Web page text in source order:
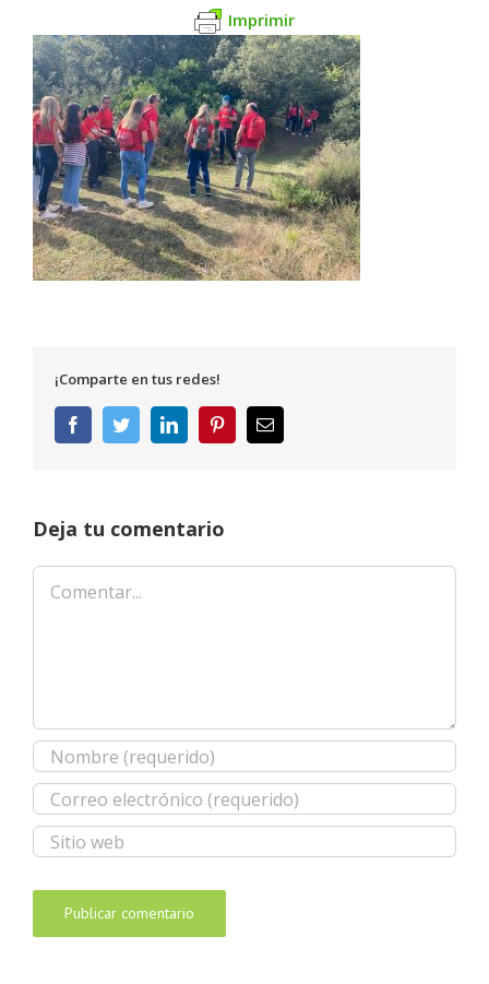
Imprimir
¡Comparte en tus redes!
FacebookTwitterLinkedInPinterestCorreo
electrónico
Deja tu comentario
Comentar